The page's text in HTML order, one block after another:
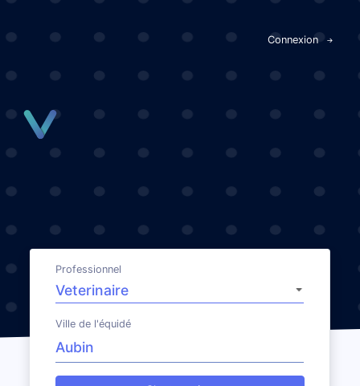
Connexion
Professionnel
Ville de l'équidé